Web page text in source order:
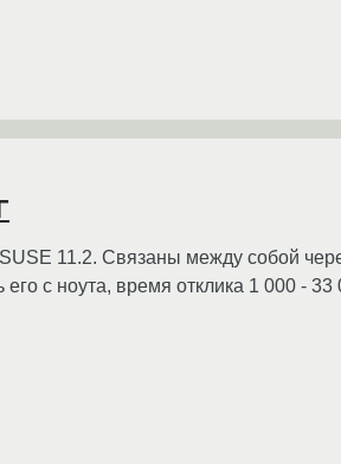
11.2. Связаны между собой
с ноута, время отклика 1 000 -